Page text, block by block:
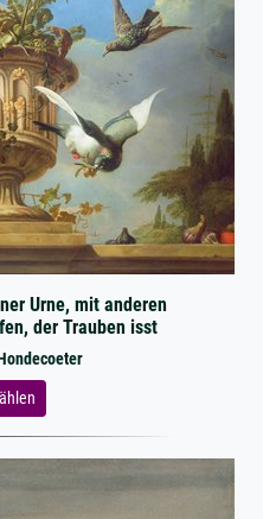
Urne, mit anderen
der Trauben isst